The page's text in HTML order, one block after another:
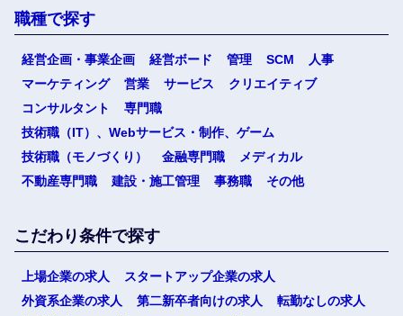
職種で探す
経営企画・事業企画 経営ボード 管理 SCM
人事
マーケティング
営業 サービス
クリエイティブ
コンサルタント
専門職
技術職（IT）、Webサービス・制作、ゲーム
技術職（モノづくり）
金融専門職
メディカル
不動産専門職
建設・施工管理 事務職 その他
こだわり条件で探す
上場企業の求人
スタートアップ企業の求人
外資系企業の求人
第二新卒者向けの求人
転勤なしの求人